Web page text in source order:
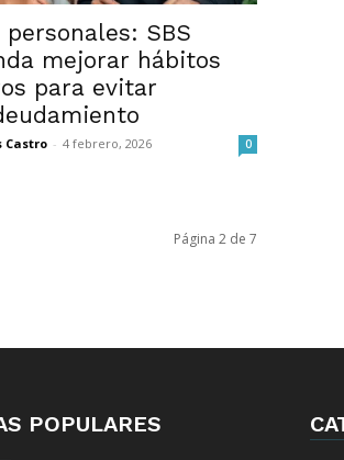
personales: SBS
mejorar hábitos
para evitar
Castro - 4 febrero, 2026 0
Página 2 de 7
POPULARES